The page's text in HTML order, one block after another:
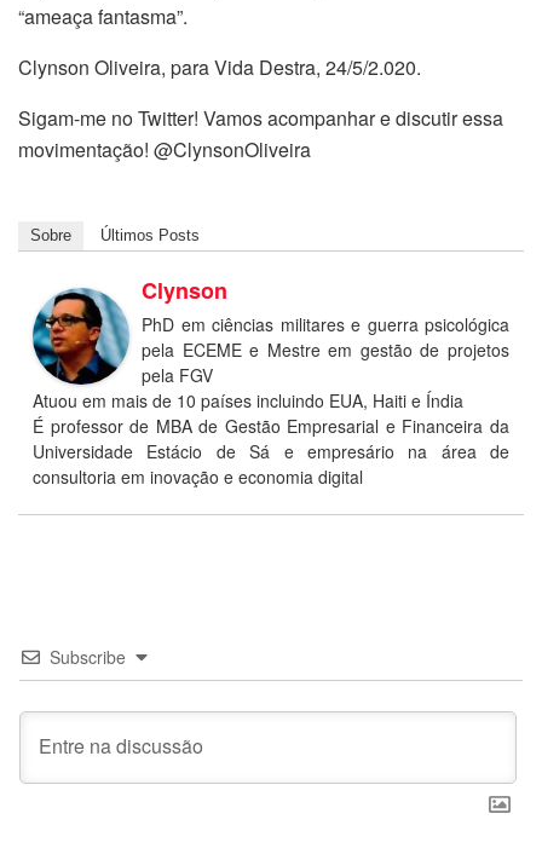
“ameaça fantasma”.
Clynson Oliveira, para Vida Destra, 24/5/2.020.
Sigam-me no Twitter! Vamos acompanhar e discutir essa
movimentação! @ClynsonOliveira
Sobre Últimos Posts
Clynson
PhD em ciências militares e guerra psicológica
pela ECEME e Mestre em gestão de projetos
pela FGV
Atuou em mais de 10 países incluindo EUA, Haiti e Índia
É professor de MBA de Gestão Empresarial e Financeira da
Universidade Estácio de Sá e empresário na área de
consultoria em inovação e economia digital
Subscribe